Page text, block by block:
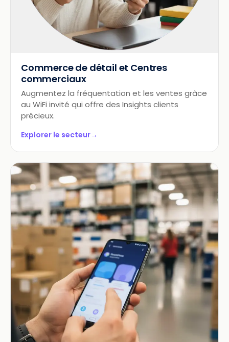
Commerce de détail et Centres
commerciaux
Augmentez la fréquentation et les ventes grâce
au WiFi invité qui offre des Insights clients
précieux.
Explorer le secteur→